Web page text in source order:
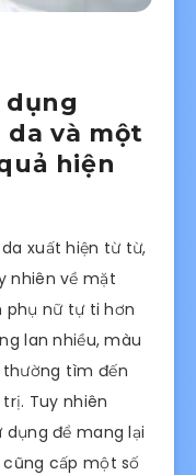
dụng
và một
hiện
xuất hiện từ từ,
nhiên về mặt
phụ nữ tự ti hơn
lan nhiều, màu
tìm đến
Tuy nhiên
để mang lại
cấp một số